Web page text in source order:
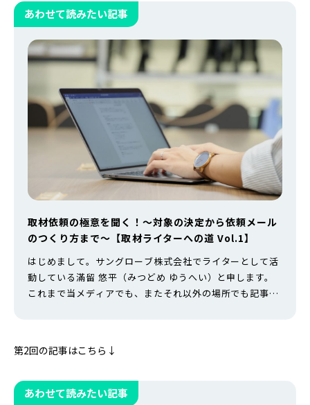
あわせて読みたい記事
取材依頼の極意を聞く！〜対象の決定から依頼メール
のつくり方まで〜【取材ライターへの道 Vol.1】
はじめまして。サングローブ株式会社でライターとして活
動している滿留 悠平（みつどめ ゆうへい）と申します。
これまで当メディアでも、またそれ以外の場所でも記事を
材ができるライターになりたい。しかしインタビュー経験
第2回の記事はこちら↓
あわせて読みたい記事